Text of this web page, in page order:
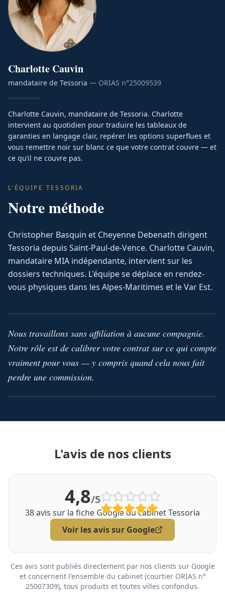
Charlotte Cauvin
mandataire de Tessoria — ORIAS n°25009539
Charlotte Cauvin, mandataire de Tessoria. Charlotte
intervient au quotidien pour traduire les tableaux de
garanties en langage clair, repérer les options superflues et
vous remettre noir sur blanc ce que votre contrat couvre — et
ce qu’il ne couvre pas.
L'ÉQUIPE TESSORIA
Notre méthode
Christopher Basquin et Cheyenne Debenath dirigent
Tessoria depuis Saint-Paul-de-Vence. Charlotte Cauvin,
mandataire MIA indépendante, intervient sur les
dossiers techniques. L'équipe se déplace en rendez-
vous physiques dans les Alpes-Maritimes et le Var Est.
Nous travaillons sans affiliation à aucune compagnie.
Notre rôle est de calibrer votre contrat sur ce qui compte
vraiment pour vous — y compris quand cela nous fait
perdre une commission.
L'avis de nos clients
4,8/5
38avis sur la fiche Google du cabinet Tessoria
Voir les avis sur Google
Ces avis sont publiés directement par nos clients sur Google
et concernent l'ensemble du cabinet (courtier ORIAS n°
25007309), tous produits et toutes villes confondus.